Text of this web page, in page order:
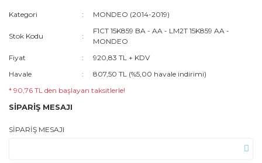
Kategori MONDEO (2014-2019)
Stok Kodu
F1CT 15K859 BA - AA - LM2T 15K859 AA -
MONDEO
Fiyat
920,83 TL + KDV
Havale
807,50 TL (%5,00 havale indirimi)
* 90,76 TL den başlayan taksitlerle!
SİPARİŞ MESAJI
SİPARİŞ MESAJI